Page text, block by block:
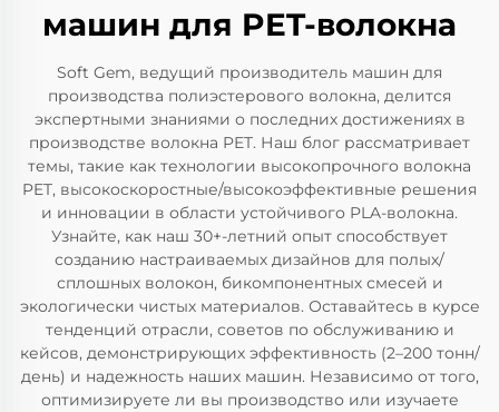
машин для PET-волокна
Soft Gem, ведущий производитель машин для
производства полиэстерового волокна, делится
экспертными знаниями о последних достижениях в
производстве волокна PET. Наш блог рассматривает
темы, такие как технологии высокопрочного волокна
PET, высокоскоростные/высокоэффективные решения
и инновации в области устойчивого PLA-волокна.
Узнайте, как наш 30+-летний опыт способствует
созданию настраиваемых дизайнов для полых/
сплошных волокон, бикомпонентных смесей и
экологически чистых материалов. Оставайтесь в курсе
тенденций отрасли, советов по обслуживанию и
кейсов, демонстрирующих эффективность (2–200 тонн/
день) и надежность наших машин. Независимо от того,
оптимизируете ли вы производство или изучаете